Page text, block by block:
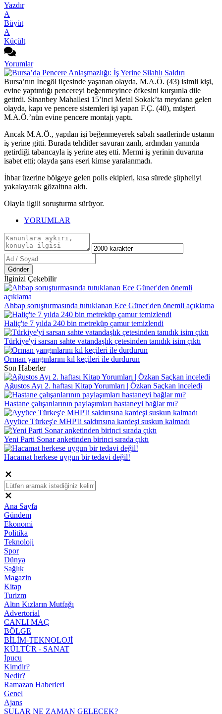
Yazdır
A
Büyüt
A
Küçült
Yorumlar
Bursa’nın İnegöl ilçesinde yaşanan olayda, M.A.Ö. (43) isimli kişi,
evine yaptırdığı pencereyi beğenmeyince öfkesini kurşunla dile
getirdi. Sinanbey Mahallesi 15’inci Metal Sokak’ta meydana gelen
olayda, kapı ve pencere sistemleri işi yapan F.Ç. (40), müşteri
M.A.Ö.’nün evine pencere montajı yaptı.
Ancak M.A.Ö., yapılan işi beğenmeyerek sabah saatlerinde ustanın
iş yerine gitti. Burada tehditler savuran zanlı, ardından yanında
getirdiği tabancayla iş yerine ateş etti. Mermi iş yerinin duvarına
isabet etti; olayda şans eseri kimse yaralanmadı.
İhbar üzerine bölgeye gelen polis ekipleri, kısa sürede şüpheliyi
yakalayarak gözaltına aldı.
Olayla ilgili soruşturma sürüyor.
YORUMLAR
Gönder
İlginizi Çekebilir
Ahbap soruşturmasında tutuklanan Ece Güner'den önemli açıklama
Haliç'te 7 yılda 240 bin metreküp çamur temizlendi
Türkiye'yi sarsan sahte vatandaşlık çetesinden tanıdık isim çıktı
Orman yangınlarını kıl keçileri ile durdurun
Son Haberler
Ağustos Ayı 2. haftası Kitap Yorumları | Özkan Saçkan inceledi
Hastane çalışanlarının paylaşımları hastaneyi bağlar mı?
Ayyüce Türkeş'e MHP'li saldırısına kardeşi suskun kalmadı
Yeni Parti Sonar anketinden birinci sırada çıktı
Hacamat herkese uygun bir tedavi değil!
Ana Sayfa
Gündem
Ekonomi
Politika
Teknoloji
Spor
Dünya
Sağlık
Magazin
Kitap
Turizm
Altın Kızların Mutfağı
Advertorial
CANLI MAÇ
BÖLGE
BİLİM-TEKNOLOJİ
KÜLTÜR - SANAT
İpucu
Kimdir?
Nedir?
Ramazan Haberleri
Genel
Ajans
SULAR NE ZAMAN GELECEK?